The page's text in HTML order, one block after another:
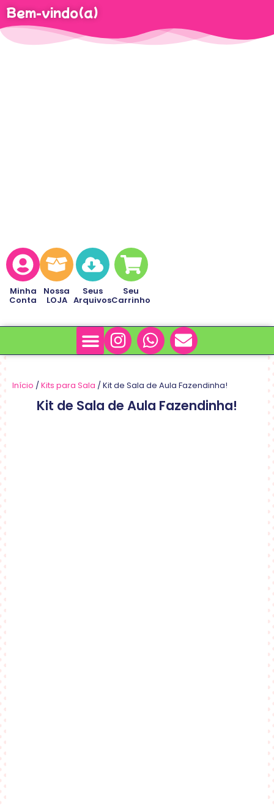
Bem-vindo(a)
Minha
Conta
Nossa
LOJA
Seus
Arquivos
Seu
Carrinho
Início /Kits para Sala / Kit de Sala de Aula Fazendinha!
Kit de Sala de Aula Fazendinha!